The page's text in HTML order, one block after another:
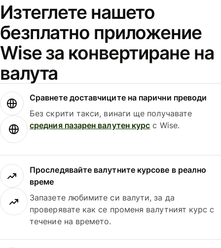
Изтеглете нашето
безплатно приложение
Wise за конвертиране на
валута
Сравнете доставчиците на парични преводи
Без скрити такси, винаги ще получавате
средния пазарен валутен курс с Wise.
Проследявайте валутните курсове в реално
време
Запазете любимите си валути, за да
проверявате как се променя валутният курс с
течение на времето.